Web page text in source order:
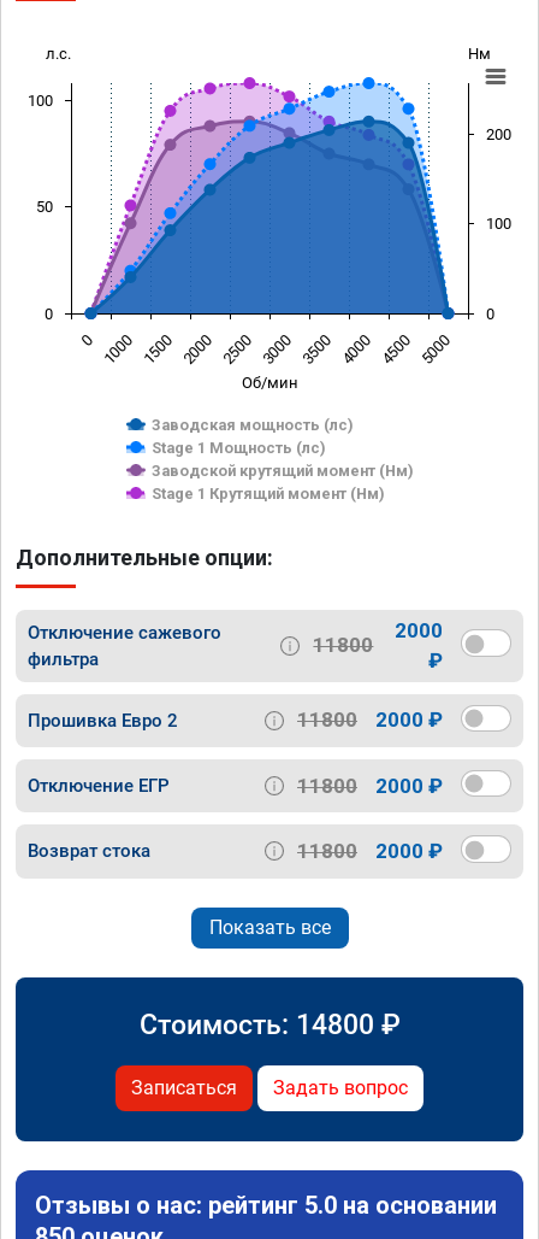
Об/мин
л.с. Нм
Заводская мощность (лс)
Stage 1 Мощность (лс)
Заводской крутящий момент (Нм)
Stage 1 Крутящий момент (Нм)
0 1000 1500 2000 2500 3000 3500 4000 4500 5000
0
50
100
0
100
200
Дополнительные опции:
Отключение сажевого
фильтра
11800
2000
₽
Прошивка Евро 2 11800 2000 ₽
Отключение ЕГР 11800 2000 ₽
Возврат стока 11800 2000 ₽
Показать все
Стоимость: 14800 ₽
Записаться Задать вопрос
Отзывы о нас: рейтинг 5.0 на основании